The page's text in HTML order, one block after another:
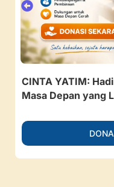
CINTA YATIM:
Masa Depan yang